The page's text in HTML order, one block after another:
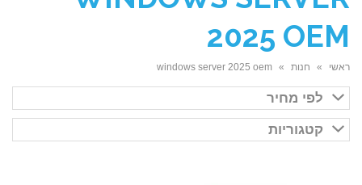
2025 OEM
ראשי » חנות »
windows server 2025 oem
לפי מחיר
קטגוריות